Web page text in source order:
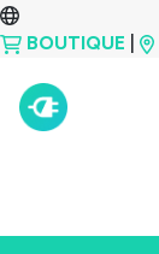
BOUTIQUE